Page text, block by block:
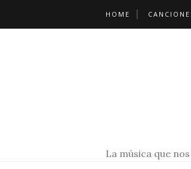
HOME
La música que